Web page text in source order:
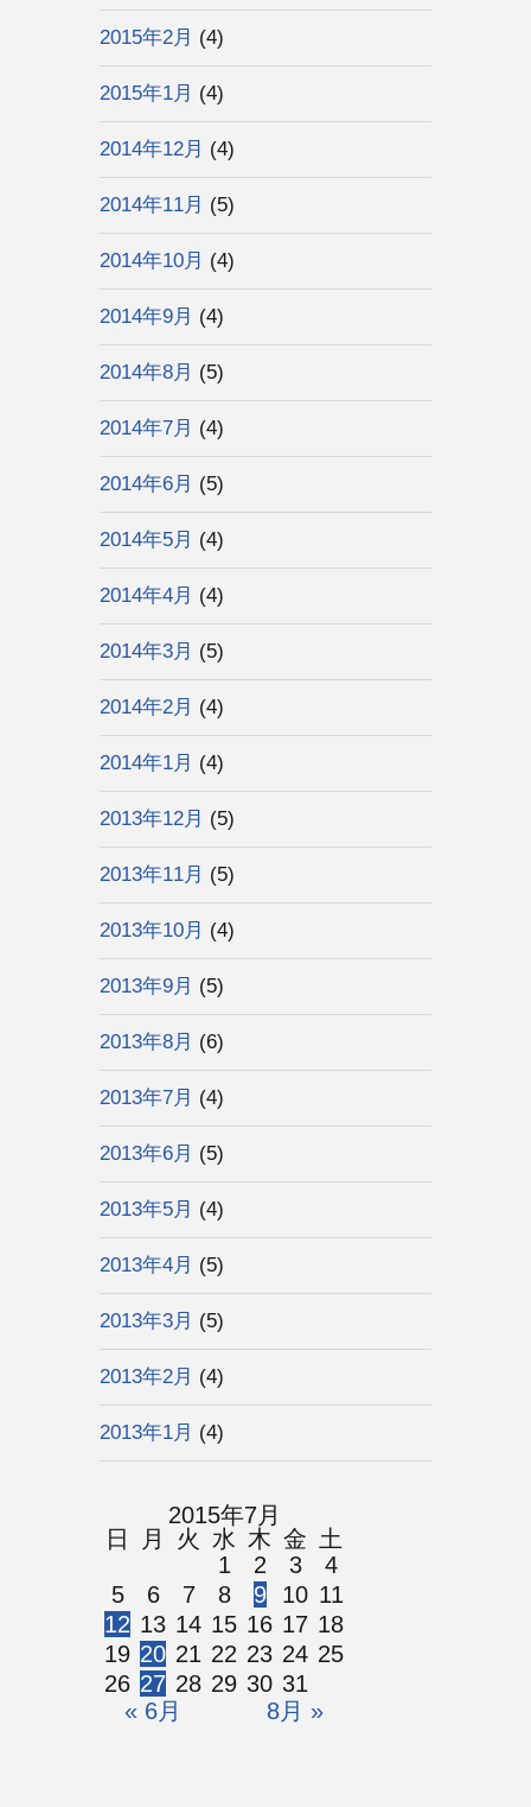
2015年2月 (4)
2015年1月 (4)
2014年12月 (4)
2014年11月 (5)
2014年10月 (4)
2014年9月 (4)
2014年8月 (5)
2014年7月 (4)
2014年6月 (5)
2014年5月 (4)
2014年4月 (4)
2014年3月 (5)
2014年2月 (4)
2014年1月 (4)
2013年12月 (5)
2013年11月 (5)
2013年10月 (4)
2013年9月 (5)
2013年8月 (6)
2013年7月 (4)
2013年6月 (5)
2013年5月 (4)
2013年4月 (5)
2013年3月 (5)
2013年2月 (4)
2013年1月 (4)
2015年7月
日
月 火 水 木 金 土
« 6月 8月 »
1 2 3
4
5
6 7 8 9 10 11
12 13 14 15 16 17 18
19 20 21 22 23 24 25
26 27 28 29 30 31